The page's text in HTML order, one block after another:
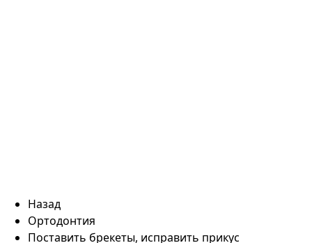
Назад
Ортодонтия
Поставить брекеты, исправить прикус